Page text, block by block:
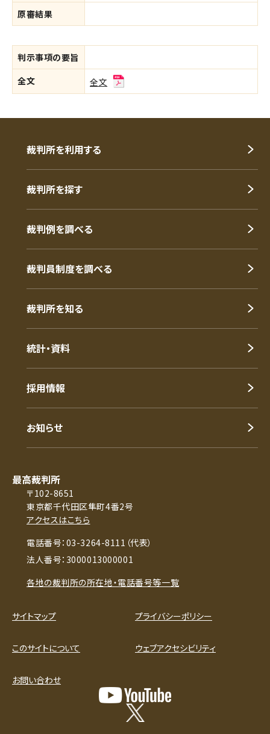
原審結果
判示事項の要旨
全文
全文
裁判所を利用する
裁判所を探す
裁判例を調べる
裁判員制度を調べる
裁判所を知る
統計・資料
採用情報
お知らせ
最高裁判所
〒102-8651
東京都千代田区隼町4番2号
アクセスはこちら
電話番号：03-3264-8111（代表）
法人番号：3000013000001
各地の裁判所の所在地・電話番号等一覧
サイトマップ プライバシーポリシー
このサイトについて ウェブアクセシビリティ
お問い合わせ